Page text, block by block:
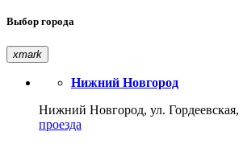
Выбор города
xmark
Нижний Новгород
Нижний Новгород, ул. Гордеевская,
проезда